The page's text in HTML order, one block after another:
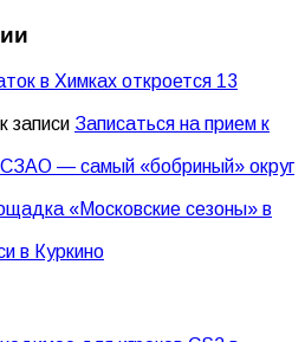
в Химках откроется 13
к записи Записаться на прием к
СЗАО — самый «бобриный» округ
«Московские сезоны» в
в Куркино